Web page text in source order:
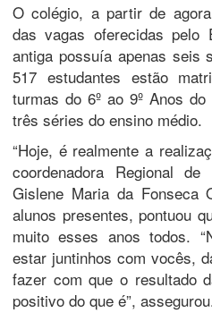
O colégio, a partir de
das vagas oferecidas pelo
antiga possuía apenas seis
517 estudantes estão
turmas do 6º ao 9º Anos
três séries do ensino médio.
“Hoje, é realmente a
coordenadora Regional
Gislene Maria da Fonseca
alunos presentes, pontuou
muito esses anos todos.
estar juntinhos com vocês,
fazer com que o resultado
positivo do que é”,